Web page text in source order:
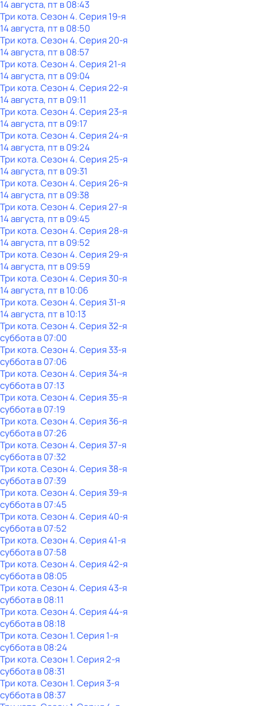
14 августа, пт в 08:43
Три кота. Сезон 4. Серия 19-я
14 августа, пт в 08:50
Три кота. Сезон 4. Серия 20-я
14 августа, пт в 08:57
Три кота. Сезон 4. Серия 21-я
14 августа, пт в 09:04
Три кота. Сезон 4. Серия 22-я
14 августа, пт в 09:11
Три кота. Сезон 4. Серия 23-я
14 августа, пт в 09:17
Три кота. Сезон 4. Серия 24-я
14 августа, пт в 09:24
Три кота. Сезон 4. Серия 25-я
14 августа, пт в 09:31
Три кота. Сезон 4. Серия 26-я
14 августа, пт в 09:38
Три кота. Сезон 4. Серия 27-я
14 августа, пт в 09:45
Три кота. Сезон 4. Серия 28-я
14 августа, пт в 09:52
Три кота. Сезон 4. Серия 29-я
14 августа, пт в 09:59
Три кота. Сезон 4. Серия 30-я
14 августа, пт в 10:06
Три кота. Сезон 4. Серия 31-я
14 августа, пт в 10:13
Три кота. Сезон 4. Серия 32-я
субботав07:00
Три кота. Сезон 4. Серия 33-я
субботав07:06
Три кота. Сезон 4. Серия 34-я
субботав07:13
Три кота. Сезон 4. Серия 35-я
субботав07:19
Три кота. Сезон 4. Серия 36-я
субботав07:26
Три кота. Сезон 4. Серия 37-я
субботав07:32
Три кота. Сезон 4. Серия 38-я
субботав07:39
Три кота. Сезон 4. Серия 39-я
субботав07:45
Три кота. Сезон 4. Серия 40-я
субботав07:52
Три кота. Сезон 4. Серия 41-я
субботав07:58
Три кота. Сезон 4. Серия 42-я
субботав08:05
Три кота. Сезон 4. Серия 43-я
субботав08:11
Три кота. Сезон 4. Серия 44-я
субботав08:18
Три кота. Сезон 1. Серия 1-я
субботав08:24
Три кота. Сезон 1. Серия 2-я
субботав08:31
Три кота. Сезон 1. Серия 3-я
субботав08:37